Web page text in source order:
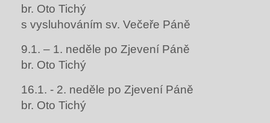
br. Oto Tichý
s vysluhováním sv. Večeře Páně
9.1. – 1. neděle po Zjevení Páně
br. Oto Tichý
16.1. - 2. neděle po Zjevení Páně
br. Oto Tichý